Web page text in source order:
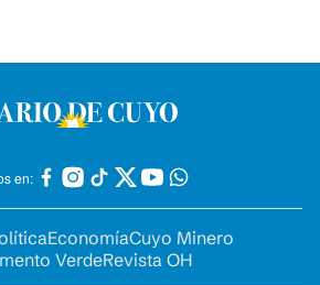
en:
EconomíaCuyo Minero
VerdeRevista OH